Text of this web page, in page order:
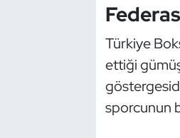
Türkiye
ettiği
sporcunun
Modern Pentatlon
Motor Sporları